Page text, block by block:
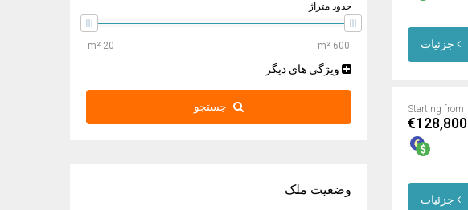
Starting from
€128,800
حدود متراژ
ویژگی های دیگر
جستجو
وضعیت ملک